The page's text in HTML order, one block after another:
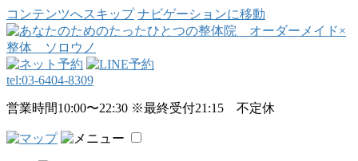
コンテンツへスキップ ナビゲーションに移動
tel:03-6404-8309
営業時間10:00〜22:30 ※最終受付21:15 不定休